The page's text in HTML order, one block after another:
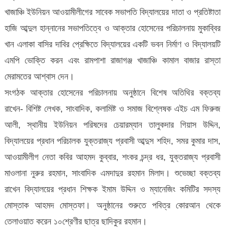
খাজাঞ্চি ইউনিয়ন আওয়ামীলীগের সাবেক সভাপতি বিদ্যালয়ের দাতা ও প্রতিষ্টাতা
হাজি আব্দুল হান্নানের সভাপতিত্বে ও আক্তার হোসেনের পরিচালনায় মুকাব্বির
খান এলাকা বাসির দাবির প্রেক্ষিতে বিদ্যালয়ের একটি ভবন নির্মাণ ও বিদ্যালয়টি
এমপি ভোক্তি করন এবং রামপাশা রাজাগঞ্জ খাজাঞ্চি কামাল বাজার রাস্তা
মেরামতের আশ্বাস দেন।
সংগঠক আক্তার হোসেনের পরিচালনায় অনুষ্ঠানে বিশেষ অতিথির বক্তব্য
রাখেন- বিশিষ্ট লেখক, সাংবাদিক, কলামিষ্ট ও সমাজ বিশ্লেষক এইচ এম ফিরুজ
আলী, স্থানীয় ইউনিয়ন পরিষদের চেয়ারম্যান তালুকদার গিয়াস উদ্দিন,
বিদ্যালয়ের প্রধান পরিচালক যুক্তরাজ্য প্রবাসী আব্দুস শহিদ, সমর কুমার দাস,
আওয়ামীলীগ নেতা কবির আহমদ কুব্বার, শংকর চন্দ্র ধর, যুক্তরাজ্য প্রবাসী
মাওলানা নুরুর রহমান, সাংবাদিক এমদাদুর রহমান মিলাদ। শুভেচ্ছা বক্তব্য
রাখেন বিদ্যালয়ের প্রধান শিক্ষক ইমাম উদ্দিন ও ম্যানেজিং কমিটির সদস্য
মোস্তাক আহমদ মোস্তফা। অনুষ্ঠানের শুরুতে পবিত্র কোরআন থেকে
তেলাওয়াত করেন ১০শ্রেণীর ছাত্র ছাদিকুর রহমান।